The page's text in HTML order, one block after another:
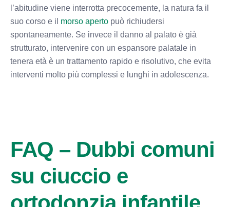
l’abitudine viene interrotta precocemente, la natura fa il
suo corso e il morso aperto può richiudersi
spontaneamente. Se invece il danno al palato è già
strutturato, intervenire con un espansore palatale in
tenera età è un trattamento rapido e risolutivo, che evita
interventi molto più complessi e lunghi in adolescenza.
FAQ – Dubbi comuni
su ciuccio e